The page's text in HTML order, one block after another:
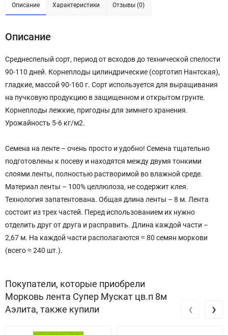
Описание Характеристики Отзывы (0)
Описание
Среднеспелый сорт, период от всходов до технической спелости
90-110 дней. Корнеплоды цилиндрические (сортотип Нантская),
гладкие, массой 90-160 г. Сорт используется для выращивания
на пучковую продукцию в защищенном и открытом грунте.
Корнеплоды лежкие, пригодны для зимнего хранения.
Урожайность 5-6 кг/м2.
Семена на ленте – очень просто и удобно! Семена тщательно
подготовлены к посеву и находятся между двумя тонкими
слоями ленты, полностью растворимой во влажной среде.
Материал ленты – 100% целлюлоза, не содержит клея.
Технология запатентована. Общая длина ленты – 8 м. Лента
состоит из трех частей. Перед использованием их нужно
отделить друг от друга и расправить. Длина каждой части –
2,67 м. На каждой части располагаются ≈ 80 семян моркови
(всего ≈ 240 шт.).
Покупатели, которые приобрели
Морковь лента Супер Мускат цв.п 8м
Аэлита, также купили
‹ ›